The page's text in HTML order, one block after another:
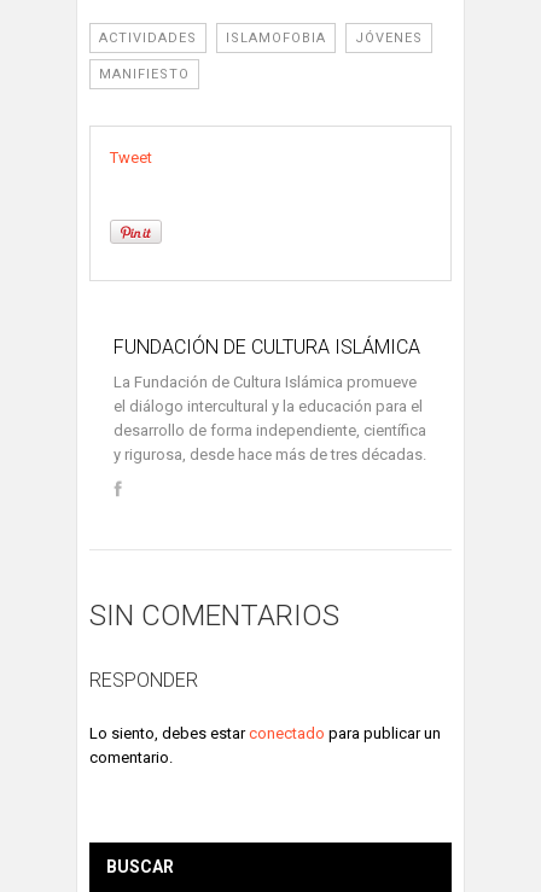
ACTIVIDADES ISLAMOFOBIA JÓVENES
MANIFIESTO
Tweet
FUNDACIÓN DE CULTURA ISLÁMICA
La Fundación de Cultura Islámica promueve
el diálogo intercultural y la educación para el
desarrollo de forma independiente, científica
y rigurosa, desde hace más de tres décadas.
SIN COMENTARIOS
RESPONDER
Lo siento, debes estarconectado para publicar un
comentario.
BUSCAR